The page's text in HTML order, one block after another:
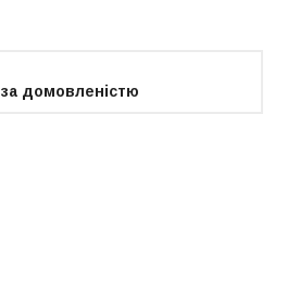
за домовленістю